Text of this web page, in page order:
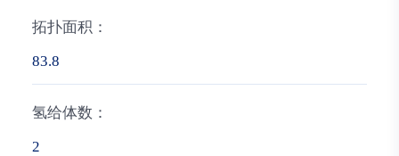
拓扑面积：
83.8
氢给体数：
2